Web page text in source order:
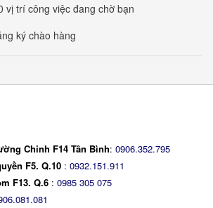
vị trí công việc đang chờ bạn
ký chào hàng
Chinh F14 Tân Bình: 0906.352.795
F5. Q.10 : 0932.151.911
F13. Q.6 : 0985 305 075